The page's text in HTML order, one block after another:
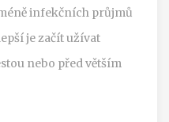
infekčních průjmů
je začít užívat
nebo před větším